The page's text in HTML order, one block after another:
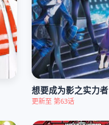
想要成为影之实力者
更新至 第63话